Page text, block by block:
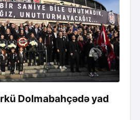
Dolmabahçədə yad